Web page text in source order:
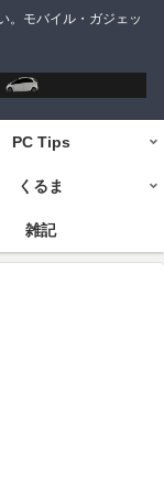
。モバイル・ガジェッ
PC Tips
くるま
雑記